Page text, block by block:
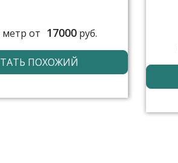
метр от 17000руб.
ПОХОЖИЙ